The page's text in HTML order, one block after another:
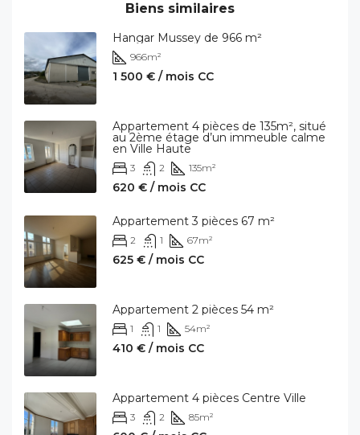
Biens similaires
Hangar Mussey de 966 m²
966m²
1 500 € / mois CC
Appartement 4 pièces de 135m², situé
au 2ème étage d’un immeuble calme
en Ville Haute
3 2 135m²
620 € / mois CC
Appartement 3 pièces 67 m²
2 1 67m²
625 € / mois CC
Appartement 2 pièces 54 m²
1 1 54m²
410 € / mois CC
Appartement 4 pièces Centre Ville
3 2 85m²